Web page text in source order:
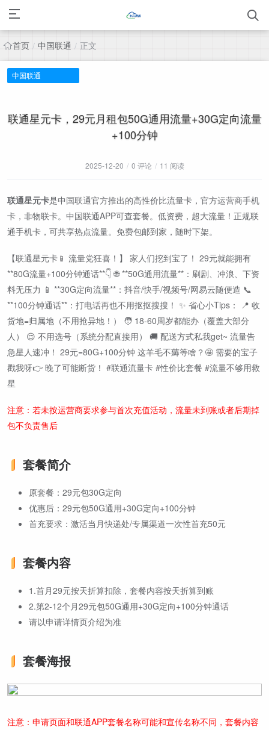
首页 / 中国联通 / 正文
中国联通
联通星元卡，29元月租包50G通用流量+30G定向流量
+100分钟
2025-12-20 / 0 评论 / 11 阅读
联通星元卡是中国联通官方推出的高性价比流量卡，官方运营商手机
卡，非物联卡。中国联通APP可查套餐。低资费，超大流量！正规联
通手机卡，可共享热点流量。免费包邮到家，随时下架。
【联通星元卡📱 流量党狂喜！】 家人们挖到宝了！ 29元就能拥有
**80G流量+100分钟通话**👇 🌐 **50G通用流量**：刷剧、冲浪、下资
料无压力 📱 **30G定向流量**：抖音/快手/视频号/网易云随便造 📞
**100分钟通话**：打电话再也不用抠抠搜搜！ ✨ 省心小Tips： 📍 收
货地=归属地（不用抢异地！） 🧑 18-60周岁都能办（覆盖大部分
人） 😌 不用选号（系统分配直接用） 🚚 配送方式私我get~ 流量告
急星人速冲！ 29元=80G+100分钟 这羊毛不薅等啥？🤩 需要的宝子
戳我呀👉 晚了可能断货！ #联通流量卡 #性价比套餐 #流量不够用救
星
注意：若未按运营商要求参与首次充值活动，流量未到账或者后期掉
包不负责售后
套餐简介
原套餐：29元包30G定向
优惠后：29元包50G通用+30G定向+100分钟
首充要求：激活当月快递处/专属渠道一次性首充50元
套餐内容
1.首月29元按天折算扣除，套餐内容按天折算到账
2.第2-12个月29元包50G通用+30G定向+100分钟通话
请以申请详情页介绍为准
套餐海报
注意：申请页面和联通APP套餐名称可能和宣传名称不同，套餐内容